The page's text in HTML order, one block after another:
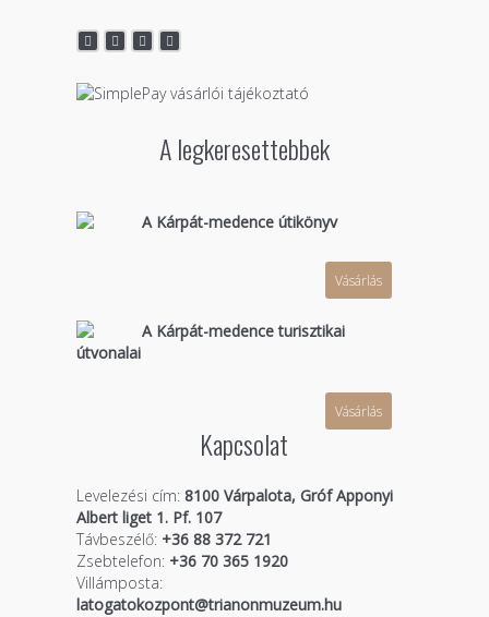
A legkeresettebbek
A Kárpát-medence útikönyv
Vásárlás
A Kárpát-medence turisztikai
útvonalai
Vásárlás
Kapcsolat
Levelezési cím: 8100 Várpalota, Gróf Apponyi
Albert liget 1. Pf. 107
Távbeszélő:+36 88 372 721
Zsebtelefon:+36 70 365 1920
Villámposta:
latogatokozpont@trianonmuzeum.hu